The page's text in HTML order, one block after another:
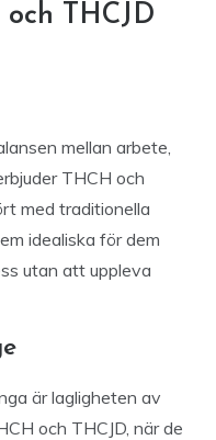
THCJD
mellan arbete,
THCH och
med traditionella
idealiska för dem
utan att uppleva
är lagligheten av
och THCJD, när de